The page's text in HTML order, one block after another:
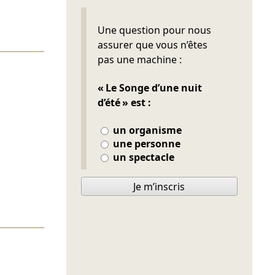
Une question pour nous
assurer que vous n’êtes
pas une machine :
« Le Songe d’une nuit
d’été » est :
un organisme
une personne
un spectacle
Ne pas remplir
Je m’inscris